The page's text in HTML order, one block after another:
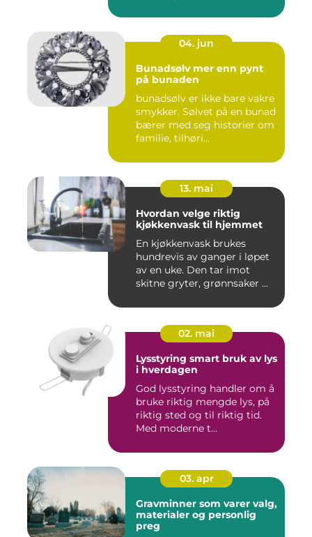
04. jun
Bunadsølv mer enn pynt
på bunaden
bunadsølv er ikke bare vakre
smykker. Sølvet på en bunad
bærer med seg historier om
familie, tilhøri...
13. mai
Hvordan velge riktig
kjøkkenvask til hjemmet
En kjøkkenvask brukes
hundrevis av ganger i løpet
av en uke. Den tar imot
skitne gryter, grønnsaker ...
02. mai
Lysstyring smart bruk av lys
i hverdagen
God lysstyring handler om å
bruke riktig mengde lys, på
riktig sted og til riktig tid.
Med moderne t...
03. apr
Gravminner som varer valg,
materialer og personlig
preg